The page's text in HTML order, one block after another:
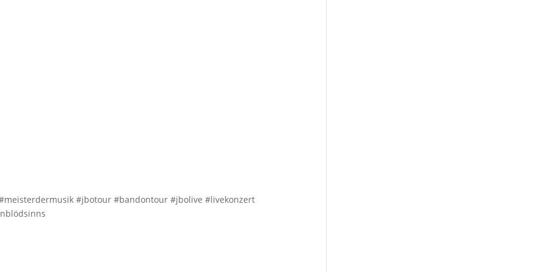
#jbotour #bandontour #jbolive #livekonzert